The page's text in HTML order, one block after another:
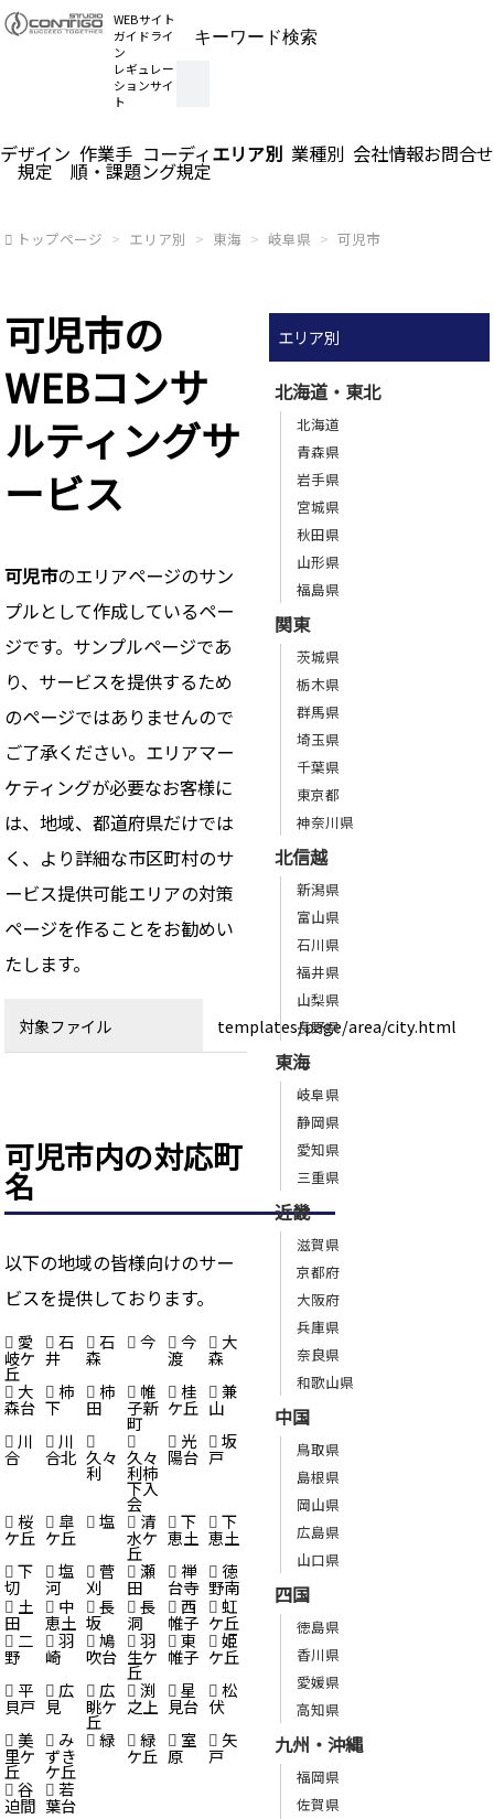
WEBサイト
ガイドライ
ン
レギュレー
ションサイ
ト
デザイン
規定
作業手
順・課題
コーディ
ング規定
エリア別 業種別 会社情報お問合せ
トップページ エリア別 東海 岐阜県 可児市
可児市の
WEBコンサ
ルティングサ
ービス
可児市のエリアページのサン
プルとして作成しているペー
ジです。サンプルページであ
り、サービスを提供するため
のページではありませんので
ご了承ください。エリアマー
ケティングが必要なお客様に
は、地域、都道府県だけでは
く、より詳細な市区町村のサ
ービス提供可能エリアの対策
ページを作ることをお勧めい
たします。
対象ファイル templates/page/area/city.html
可児市内の対応町
名
以下の地域の皆様向けのサー
ビスを提供しております。
愛
岐ケ
丘
石
井
石
森
今 今
渡
大
森
大
森台
柿
下
柿
田
帷
子新
町
桂
ケ丘
兼
山
川
合
川
合北 久々
利
久々
利柿
下入
会
光
陽台
坂
戸
桜
ケ丘
皐
ケ丘
塩 清
水ケ
丘
下
恵土
下
恵土
下
切
塩
河
菅
刈
瀬
田
禅
台寺
徳
野南
土
田
中
恵土
長
坂
長
洞
西
帷子
虹
ケ丘
二
野
羽
崎
鳩
吹台
羽
生ケ
丘
東
帷子
姫
ケ丘
平
貝戸
広
見
広
眺ケ
丘
渕
之上
星
見台
松
伏
美
里ケ
丘
み
ずき
ケ丘
緑 緑
ケ丘
室
原
矢
戸
谷
迫間
若
葉台
エリア別
北海道・東北
北海道
青森県
岩手県
宮城県
秋田県
山形県
福島県
関東
茨城県
栃木県
群馬県
埼玉県
千葉県
東京都
神奈川県
北信越
新潟県
富山県
石川県
福井県
山梨県
長野県
東海
岐阜県
静岡県
愛知県
三重県
近畿
滋賀県
京都府
大阪府
兵庫県
奈良県
和歌山県
中国
鳥取県
島根県
岡山県
広島県
山口県
四国
徳島県
香川県
愛媛県
高知県
九州・沖縄
福岡県
佐賀県